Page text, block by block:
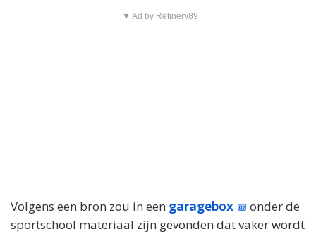
▼ Ad by Refinery89
Volgens een bron zou in een garagebox
onder de
sportschool materiaal zijn gevonden dat vaker wordt